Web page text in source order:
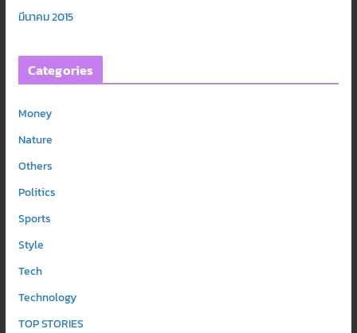
มีนาคม 2015
Categories
Money
Nature
Others
Politics
Sports
Style
Tech
Technology
TOP STORIES